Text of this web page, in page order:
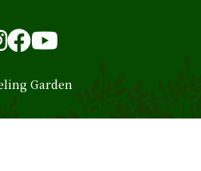
Instagram
Facebook
Garden